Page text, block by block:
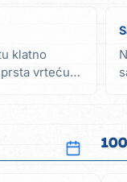
klatno
vrteću